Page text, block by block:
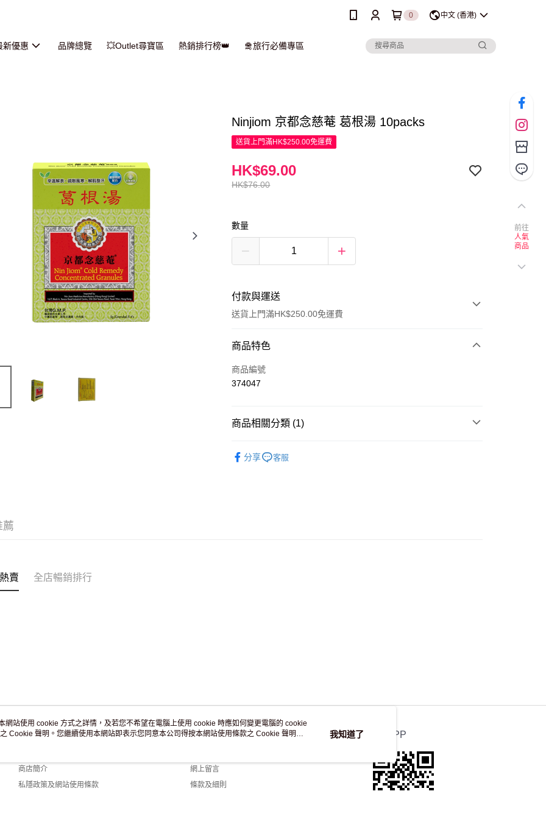
0 中文 (香港)
新優惠 品牌總覽 💥Outlet尋寶區 熱銷排行榜👑 🛅旅行必備專區
Ninjiom 京都念慈菴 葛根湯 10packs
送貨上門滿HK$250.00免運費
HK$76.00
HK$69.00
數量
付款與運送
送貨上門滿HK$250.00免運費
付款方式
信用卡
商品特色
商品編號
374047
商品相關分類 (1)
分享
客服
薦
賣 全店暢銷排行
關於我們
商店簡介
私隱政策及網站使用條款
客戶服務
網上留言
條款及細則
官方APP
前往
人氣
商品
網站使用 cookie 方式之詳情，及若您不希望在電腦上使用 cookie 時應如何變更電腦的 cookie
Cookie 聲明。您繼續使用本網站即表示您同意本公司得按本網站使用條款之 Cookie 聲明使
我知道了